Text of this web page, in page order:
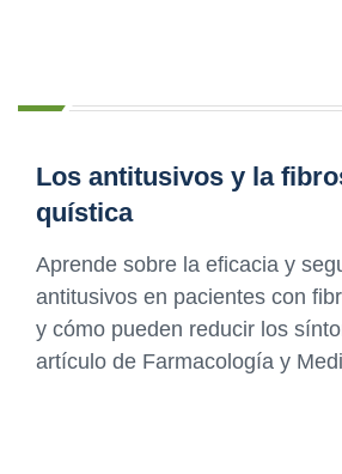
Los antitusivos y la
quística
Aprende sobre la eficacia y
antitusivos en pacientes con
y cómo pueden reducir los
artículo de Farmacología y